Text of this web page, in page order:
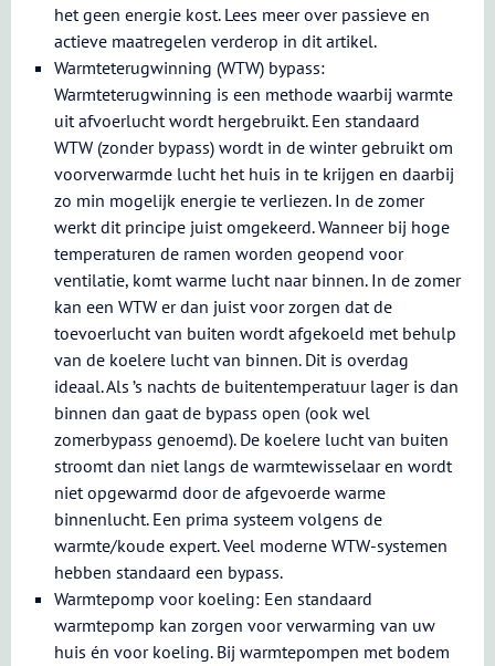
het geen energie kost. Lees meer over passieve en
actieve maatregelen verderop in dit artikel.
Warmteterugwinning (WTW) bypass:
Warmteterugwinning is een methode waarbij warmte
uit afvoerlucht wordt hergebruikt. Een standaard
WTW (zonder bypass) wordt in de winter gebruikt om
voorverwarmde lucht het huis in te krijgen en daarbij
zo min mogelijk energie te verliezen. In de zomer
werkt dit principe juist omgekeerd. Wanneer bij hoge
temperaturen de ramen worden geopend voor
ventilatie, komt warme lucht naar binnen. In de zomer
kan een WTW er dan juist voor zorgen dat de
toevoerlucht van buiten wordt afgekoeld met behulp
van de koelere lucht van binnen. Dit is overdag
ideaal. Als ’s nachts de buitentemperatuur lager is dan
binnen dan gaat de bypass open (ook wel
zomerbypass genoemd). De koelere lucht van buiten
stroomt dan niet langs de warmtewisselaar en wordt
niet opgewarmd door de afgevoerde warme
binnenlucht. Een prima systeem volgens de
warmte/koude expert. Veel moderne WTW-systemen
hebben standaard een bypass.
Warmtepomp voor koeling: Een standaard
warmtepomp kan zorgen voor verwarming van uw
huis én voor koeling. Bij warmtepompen met bodem